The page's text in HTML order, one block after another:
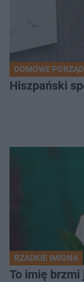
DOMOWE
Hiszpański
RZADKIE IMIONA
To imię